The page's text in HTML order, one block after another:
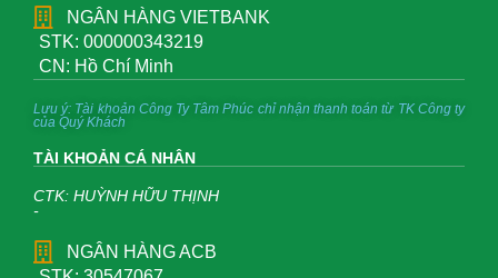
NGÂN HÀNG VIETBANK
STK: 000000343219
CN: Hồ Chí Minh
Lưu ý: Tài khoản Công Ty Tâm Phúc chỉ nhận thanh toán từ TK Công ty
của Quý Khách
TÀI KHOẢN CÁ NHÂN
CTK: HUỲNH HỮU THỊNH
-
NGÂN HÀNG ACB